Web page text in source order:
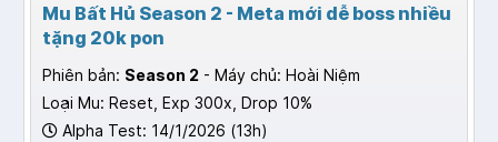
Mu Bất Hủ Season 2 - Meta mới dễ boss nhiều
tặng 20k pon
Phiên bản: Season 2 - Máy chủ: Hoài Niệm
Loại Mu: Reset, Exp 300x, Drop 10%
Alpha Test: 14/1/2026 (13h)